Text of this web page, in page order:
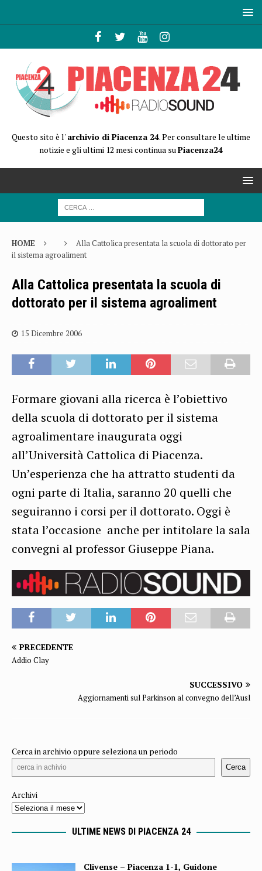
Questo sito è l'archivio di Piacenza 24. Per consultare le ultime
notizie e gli ultimi 12 mesi continua suPiacenza24
HOME
Alla Cattolica presentata la scuola di dottorato per
il sistema agroaliment
Alla Cattolica presentata la scuola di
dottorato per il sistema agroaliment
15 Dicembre 2006
Formare giovani alla ricerca è l’obiettivo
della scuola di dottorato per il sistema
agroalimentare inaugurata oggi
all’Università Cattolica di Piacenza.
Un’esperienza che ha attratto studenti da
ogni parte di Italia, saranno 20 quelli che
seguiranno i corsi per il dottorato. Oggi è
stata l’occasione anche per intitolare la sala
convegni al professor Giuseppe Piana.
PRECEDENTE
Addio Clay
SUCCESSIVO
Aggiornamenti sul Parkinson al convegno dell’Ausl
Cerca in archivio oppure seleziona un periodo
Cerca
Archivi
ULTIME NEWS DI PIACENZA 24
Clivense – Piacenza 1-1, Guidone